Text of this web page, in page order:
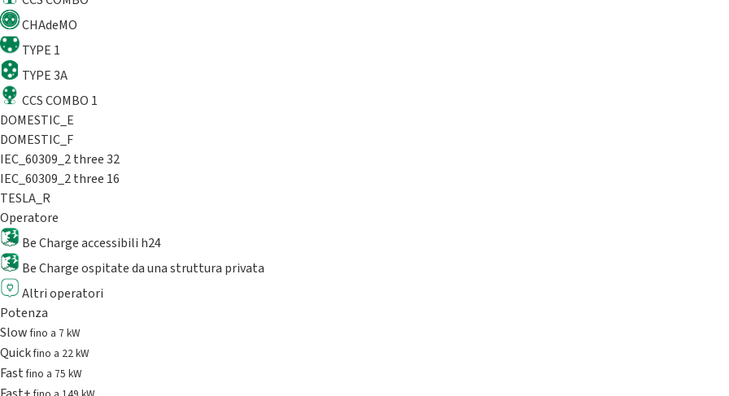
CHAdeMO
TYPE 1
TYPE 3A
CCS COMBO 1
DOMESTIC_E
DOMESTIC_F
IEC_60309_2 three 32
IEC_60309_2 three 16
TESLA_R
Operatore
Be Charge accessibili h24
Be Charge ospitate da una struttura privata
Altri operatori
Potenza
Slowfino a 7 kW
Quickfino a 22 kW
Fastfino a 75 kW